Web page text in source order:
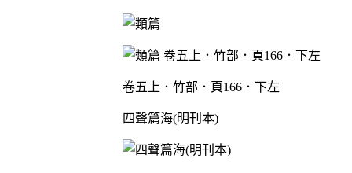
卷五上．竹部．頁166．下左
四聲篇海(明刊本)